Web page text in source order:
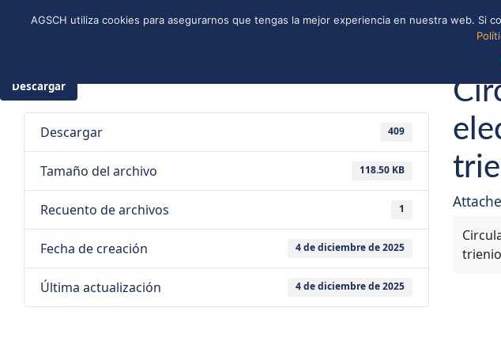
Instagram
Facebook
YouTube
Twitter
Spotify
LinkedIn
CONVENIOS Y
Guías y
Descargar
Descargar 409
Tamaño del archivo 118.50 KB
Recuento de archivos 1
Fecha de creación 4 de diciembre de 2025
Última actualización 4 de diciembre de 2025
AGSCH utiliza cookies para asegurarnos que tengas la mejor experiencia en nuestra web.